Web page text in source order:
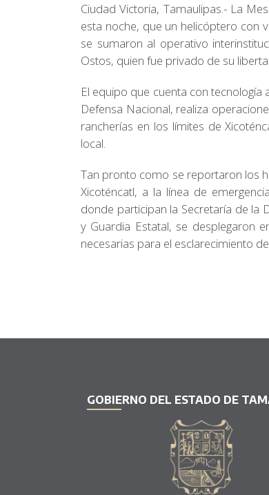
Ciudad Victoria, Tamaulipas.- La
esta noche, que un helicóptero con
se sumaron al operativo
Ostos, quien fue privado de su
El equipo que cuenta con
Defensa Nacional, realiza
rancherías en los límites de
local.
Tan pronto como se reportaron los
Xicoténcatl, a la línea de
donde participan la Secretaría de la
y Guardia Estatal, se desplegaron
necesarias para el esclarecimiento
GOBIERNO DEL ESTADO DE